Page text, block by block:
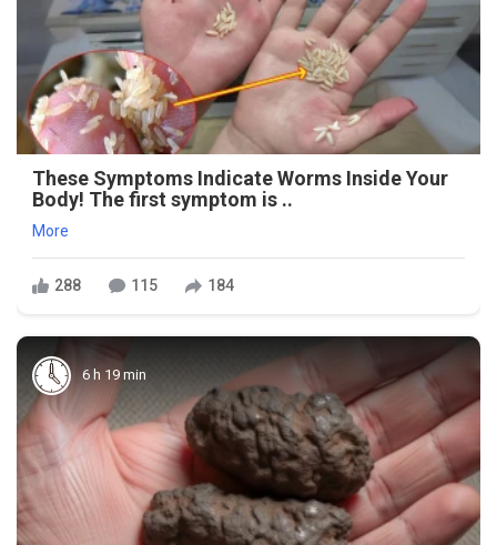
These Symptoms Indicate Worms Inside Your
Body! The first symptom is ..
More
288 115 184
6 h 19 min